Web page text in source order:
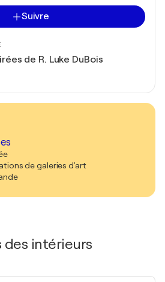
Suivre
de R. Luke DuBois
de galeries d'art
des intérieurs